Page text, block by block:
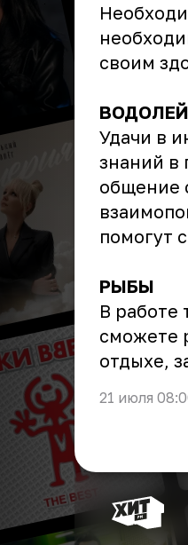
своим
ВОДОЛЕЙ
Удачи в
знаний в
общение
помогут
РЫБЫ
В работе
сможете
отдыхе,
21 июля